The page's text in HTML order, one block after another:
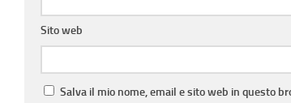
Sito web
Salva il mio nome, email e sito web in questo